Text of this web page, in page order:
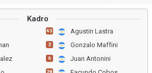
Kadro
43 Agustin Lastra
2 Gonzalo Maffini
6 Juan Antonini
28